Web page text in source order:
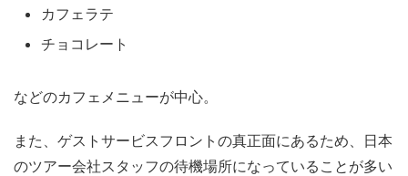
カフェラテ
チョコレート
などのカフェメニューが中心。
また、ゲストサービスフロントの真正面にあるため、日本
のツアー会社スタッフの待機場所になっていることが多い